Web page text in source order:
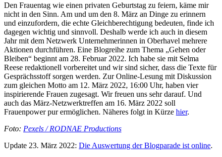
Den Frauentag wie einen privaten Geburtstag zu feiern, käme mir
nicht in den Sinn. Am und um den 8. März an Dinge zu erinnern
und einzufordern, die echte Gleichberechtigung bedeuten, finde ich
dagegen wichtig und sinnvoll. Deshalb werde ich auch in diesem
Jahr mit dem Netzwerk Unternehmerinnen in Oberhavel mehrere
Aktionen durchführen. Eine Blogreihe zum Thema „Gehen oder
Bleiben“ beginnt am 28. Februar 2022. Ich habe sie mit Selma
Reese redaktionell vorbereitet und wir sind sicher, dass die Texte für
Gesprächsstoff sorgen werden. Zur Online-Lesung mit Diskussion
zum gleichen Motto am 12. März 2022, 16:00 Uhr, haben vier
inspirierende Frauen zugesagt. Wir freuen uns sehr darauf. Und
auch das März-Netzwerktreffen am 16. März 2022 soll
Frauenpower pur ermöglichen. Näheres folgt in Kürze hier.
Foto: Pexels / RODNAE Productions
Update 23. März 2022: Die Auswertung der Blogparade ist online.